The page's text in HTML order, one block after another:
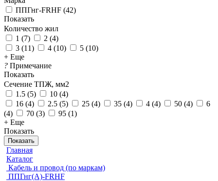
ППГнг-FRHF (42)
Показать
Количество жил
1 (7) 2 (4)
3 (11) 4 (10) 5 (10)
+ Еще
? Примечание
Показать
Сечение ТПЖ, мм2
1.5 (5) 10 (4)
16 (4) 2.5 (5) 25 (4) 35 (4) 4 (4) 50 (4)
6
(4) 70 (3) 95 (1)
+ Еще
Показать
Показать
Главная
Каталог
Кабель и провод (по маркам)
ППГнг(А)-FRHF